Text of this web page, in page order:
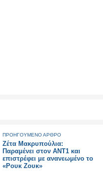
ΠΡΟΗΓΟΥΜΕΝΟ ΑΡΘΡΟ
Ζέτα Μακρυπούλια:
Παραμένει στον ΑΝΤ1 και
επιστρέφει με ανανεωμένο το
«Ρουκ Ζουκ»